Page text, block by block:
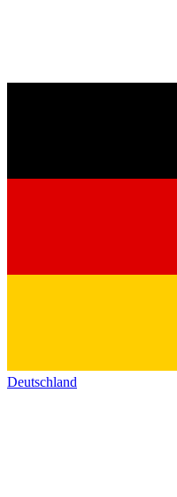
Deutschland